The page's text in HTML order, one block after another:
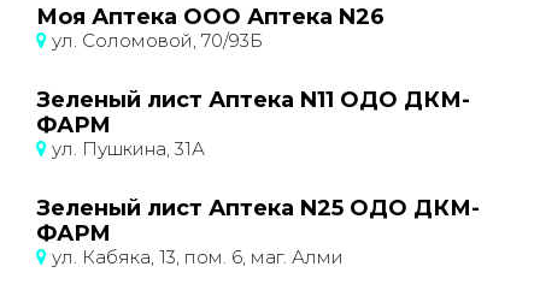
Моя Аптека ООО Аптека N26
ул. Соломовой, 70/93Б
Зеленый лист Аптека N11 ОДО ДКМ-
ФАРМ
ул. Пушкина, 31А
Зеленый лист Аптека N25 ОДО ДКМ-
ФАРМ
ул. Кабяка, 13, пом. 6, маг. Алми